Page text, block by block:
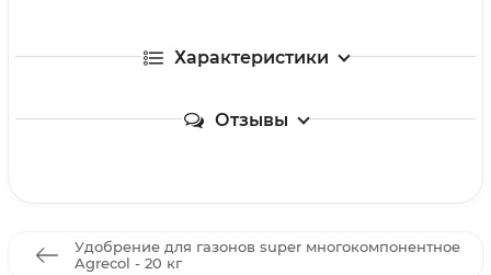
Характеристики
Отзывы
Удобрение для газонов super многокомпонентное
Agrecol - 20 кг